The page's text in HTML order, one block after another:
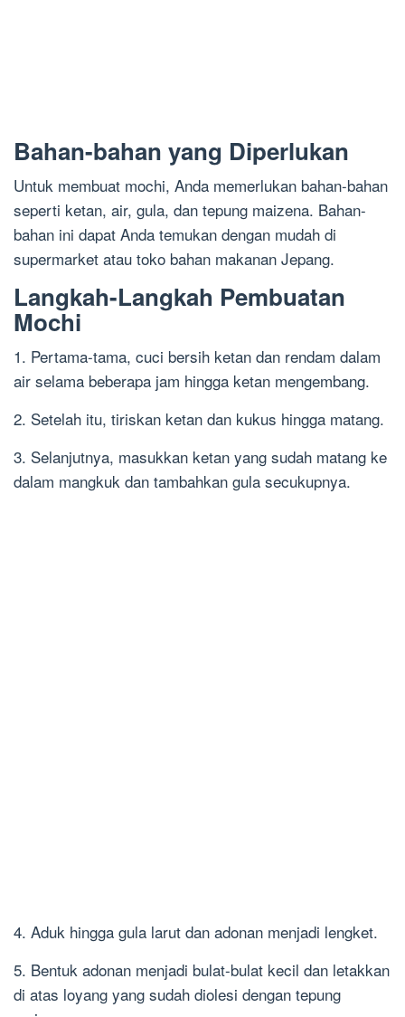
Bahan-bahan yang Diperlukan
Untuk membuat mochi, Anda memerlukan bahan-bahan
seperti ketan, air, gula, dan tepung maizena. Bahan-
bahan ini dapat Anda temukan dengan mudah di
supermarket atau toko bahan makanan Jepang.
Langkah-Langkah Pembuatan
Mochi
1. Pertama-tama, cuci bersih ketan dan rendam dalam
air selama beberapa jam hingga ketan mengembang.
2. Setelah itu, tiriskan ketan dan kukus hingga matang.
3. Selanjutnya, masukkan ketan yang sudah matang ke
dalam mangkuk dan tambahkan gula secukupnya.
4. Aduk hingga gula larut dan adonan menjadi lengket.
5. Bentuk adonan menjadi bulat-bulat kecil dan letakkan
di atas loyang yang sudah diolesi dengan tepung